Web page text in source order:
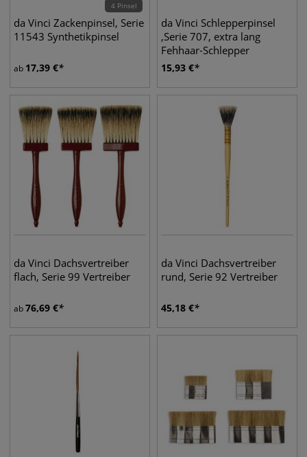
4 Pinsel
da Vinci Zackenpinsel, Serie
11543 Synthetikpinsel
ab 17,39 €
da Vinci Schlepperpinsel
,Serie 707, extra lang
Fehhaar-Schlepper
15,93 €
da Vinci Dachsvertreiber
flach, Serie 99 Vertreiber
ab76,69 €
da Vinci Dachsvertreiber
rund, Serie 92 Vertreiber
45,18 €